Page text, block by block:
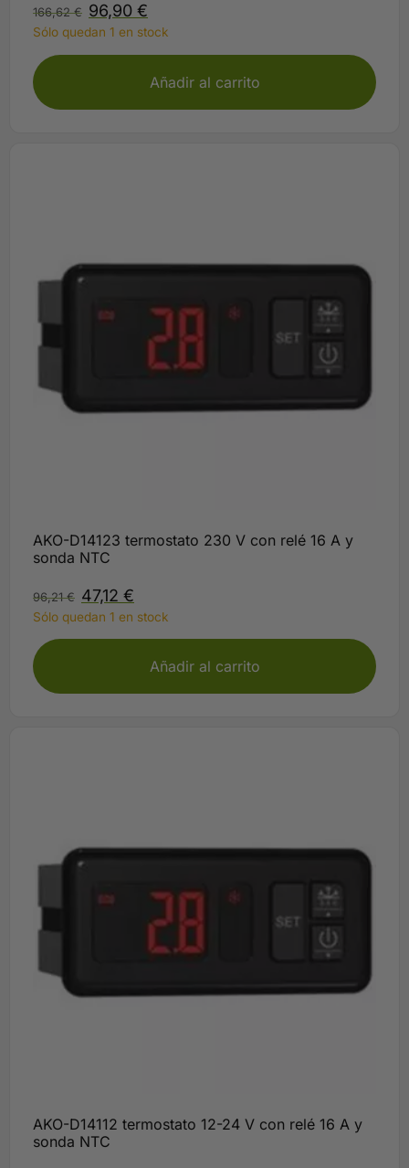
166,62€ 96,90 €
Sólo quedan 1 en stock
Añadir al carrito
AKO-D14123 termostato 230 V con relé 16 A y
sonda NTC
96,21€ 47,12 €
Sólo quedan 1 en stock
Añadir al carrito
AKO-D14112 termostato 12-24 V con relé 16 A y
sonda NTC